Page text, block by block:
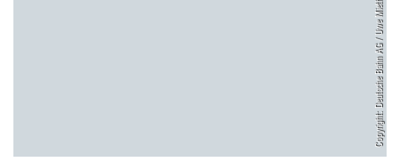
Copyright: Deutsche Bahn AG / Uwe Miethe